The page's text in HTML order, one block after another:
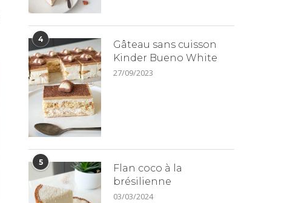
4
Gâteau sans cuisson
Kinder Bueno White
27/09/2023
5
Flan coco à la
brésilienne
03/03/2024